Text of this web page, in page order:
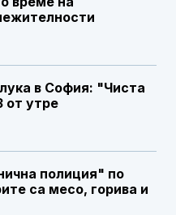
в София: "Чиста
от утре
полиция" по
са месо, горива и